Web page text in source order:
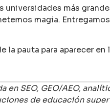
más
magia.
pauta para aparecer en
SEO, GEO/AEO,
de educación